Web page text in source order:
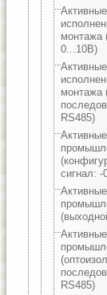
монтажа
0...10В)
монтажа
RS485)
сигнал:
RS485)